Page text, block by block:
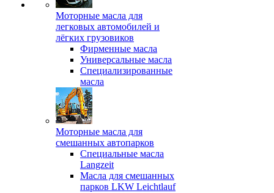
Моторные масла для
легковых автомобилей и
лёгких грузовиков
Фирменные масла
Универсальные масла
Специализированные
масла
Моторные масла для
смешанных автопарков
Специальные масла
Langzeit
Масла для смешанных
парков LKW Leichtlauf